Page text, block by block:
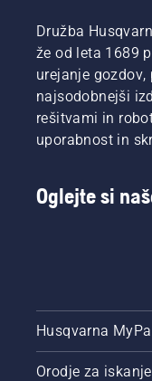
Družba
že od leta 1689
urejanje
najsodobnejši
rešitvami in
uporabnost in
Oglejte si
Husqvarna
Orodje za